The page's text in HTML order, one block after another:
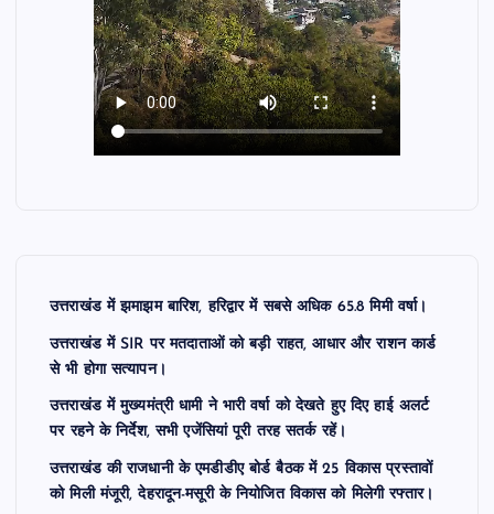
उत्तराखंड में झमाझम बारिश, हरिद्वार में सबसे अधिक 65.8 मिमी वर्षा।
उत्तराखंड में SIR पर मतदाताओं को बड़ी राहत, आधार और राशन कार्ड
से भी होगा सत्यापन।
उत्तराखंड में मुख्यमंत्री धामी ने भारी वर्षा को देखते हुए दिए हाई अलर्ट
पर रहने के निर्देश, सभी एजेंसियां पूरी तरह सतर्क रहें।
उत्तराखंड की राजधानी के एमडीडीए बोर्ड बैठक में 25 विकास प्रस्तावों
को मिली मंजूरी, देहरादून-मसूरी के नियोजित विकास को मिलेगी रफ्तार।